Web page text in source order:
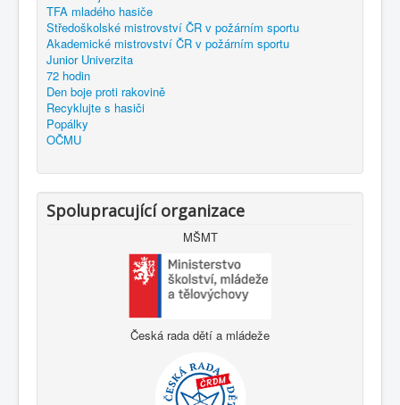
TFA mladého hasiče
Středoškolské mistrovství ČR v požárním sportu
Akademické mistrovství ČR v požárním sportu
Junior Univerzita
72 hodin
Den boje proti rakovině
Recyklujte s hasiči
Popálky
OČMU
Spolupracující organizace
MŠMT
Česká rada dětí a mládeže